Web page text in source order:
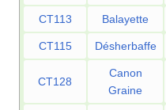
CT113 Balayette
CT115 Désherbaffe
CT128
Canon
Graine